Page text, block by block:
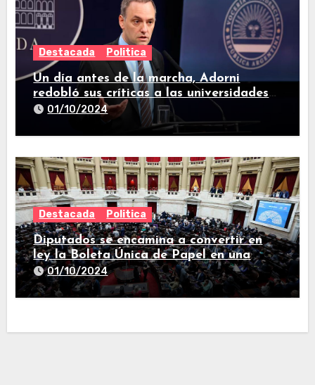
Destacada Politica
Un día antes de la marcha, Adorni
redobló sus críticas a las universidades
nacionales
01/10/2024
Destacada Politica
Diputados se encamina a convertir en
ley la Boleta Única de Papel en una
larga sesión
01/10/2024